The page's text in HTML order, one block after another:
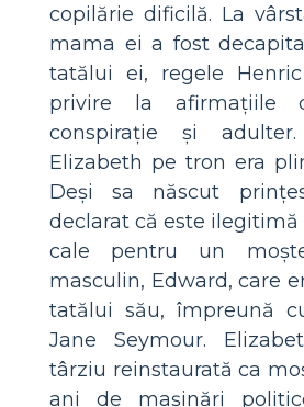
copilărie dificilă. La
mama ei a fost
tatălui ei, regele
privire la afirmațiile
conspirație și
Elizabeth pe tron ​​era
Deși sa născut
declarat că este
cale pentru un
masculin, Edward, care
tatălui său, împreună
Jane Seymour.
târziu reinstaurată ca
ani de mașinări